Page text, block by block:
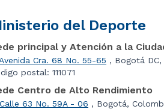
del Deporte
principal y Atención a la
Avenida Cra. 68 No. 55-65 , Bogotá
postal: 111071
Centro de Alto Rendimiento
Calle 63 No. 59A - 06 , Bogotá,